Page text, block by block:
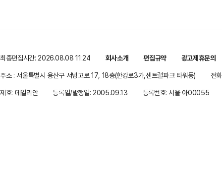
최종편집시간: 2026.08.08 11:24 회사소개 편집규약
광고제휴문의
주소 : 서울특별시 용산구 서빙고로 17, 18층(한강로3가,센트럴파크 타워동)
전
제호: 데일리안
등록일/발행일: 2005.09.13 등록번호: 서울 아00055